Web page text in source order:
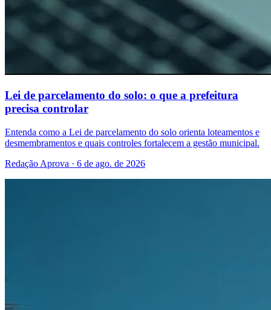
Lei de parcelamento do solo: o que a prefeitura
precisa controlar
Entenda como a Lei de parcelamento do solo orienta loteamentos e
desmembramentos e quais controles fortalecem a gestão municipal.
Redação Aprova · 6 de ago. de 2026